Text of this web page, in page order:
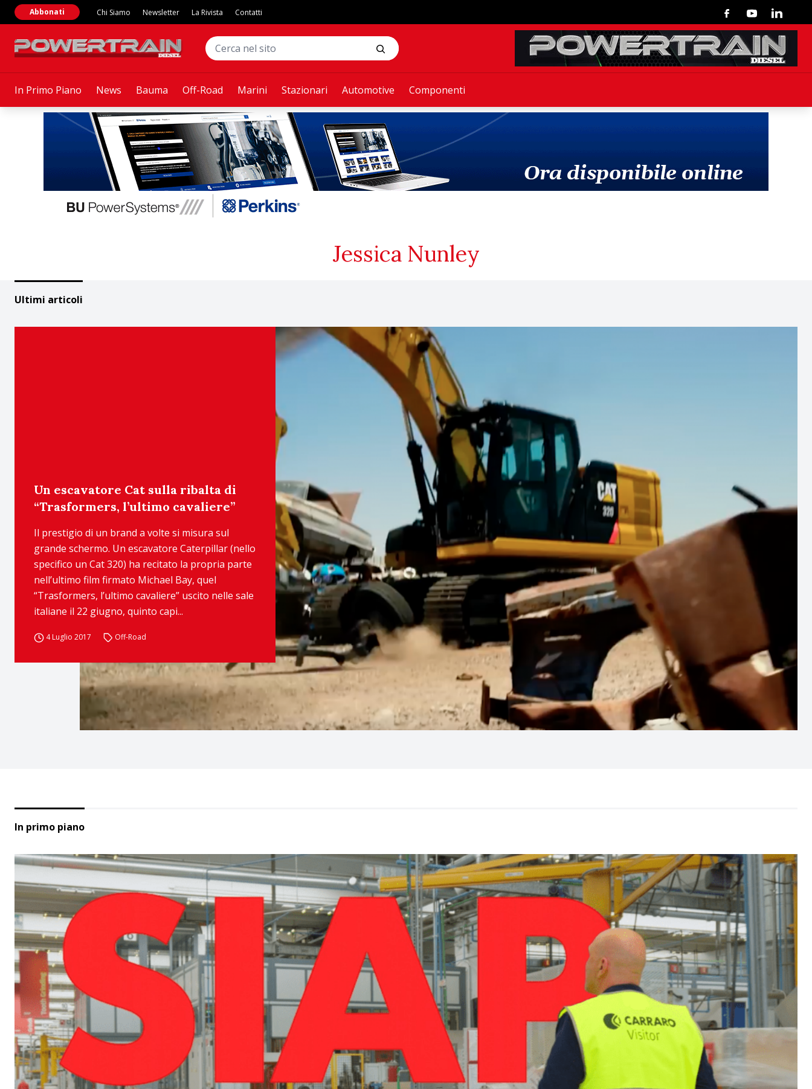
In Primo Piano News Bauma Off-Road Marini Stazionari Automotive Componenti
Abbonati Chi Siamo Newsletter La Rivista Contatti FacebookYoutubeLinkedin
Jessica Nunley
Ultimi articoli
Un escavatore Cat sulla ribalta di
“Trasformers, l’ultimo cavaliere”
Il prestigio di un brand a volte si misura sul
grande schermo. Un escavatore Caterpillar (nello
specifico un Cat 320) ha recitato la propria parte
nell’ultimo film firmato Michael Bay, quel
“Trasformers, l’ultimo cavaliere” uscito nelle sale
italiane il 22 giugno, quinto capi...
4 Luglio 2017 Off-Road
In primo piano